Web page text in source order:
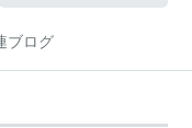
ブログ